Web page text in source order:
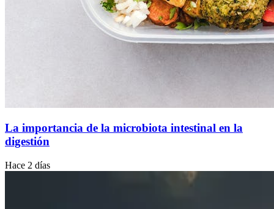
La importancia de la microbiota intestinal en la
digestión
Hace 2 días